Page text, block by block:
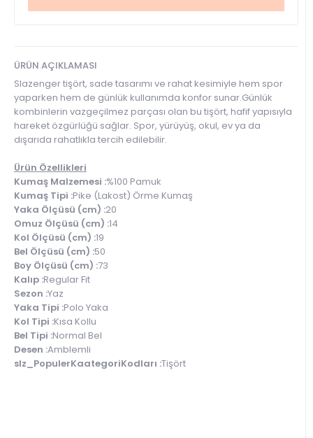
ÜRÜN AÇIKLAMASI
Slazenger tişört, sade tasarımı ve rahat kesimiyle hem spor
yaparken hem de günlük kullanımda konfor sunar.Günlük
kombinlerin vazgeçilmez parçası olan bu tişört, hafif yapısıyla
hareket özgürlüğü sağlar. Spor, yürüyüş, okul, ev ya da
dışarıda rahatlıkla tercih edilebilir.
Ürün Özellikleri
Kumaş Malzemesi :%100 Pamuk
Kumaş Tipi :Pike (Lakost) Örme Kumaş
Yaka Ölçüsü (cm) :20
Omuz Ölçüsü (cm) :14
Kol Ölçüsü (cm) :19
Bel Ölçüsü (cm) :50
Boy Ölçüsü (cm) :73
Kalıp :Regular Fit
Sezon :Yaz
Yaka Tipi :Polo Yaka
Kol Tipi :Kısa Kollu
Bel Tipi :Normal Bel
Desen :Amblemli
slz_PopulerKaategoriKodları :Tişört